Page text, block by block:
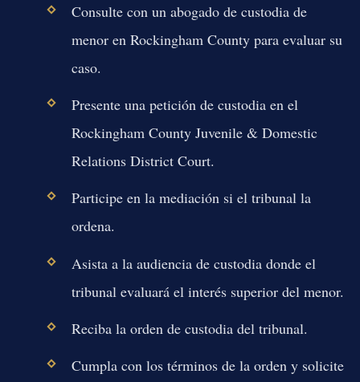
Consulte con un abogado de custodia de
menor en Rockingham County para evaluar su
caso.
Presente una petición de custodia en el
Rockingham County Juvenile & Domestic
Relations District Court.
Participe en la mediación si el tribunal la
ordena.
Asista a la audiencia de custodia donde el
tribunal evaluará el interés superior del menor.
Reciba la orden de custodia del tribunal.
Cumpla con los términos de la orden y solicite